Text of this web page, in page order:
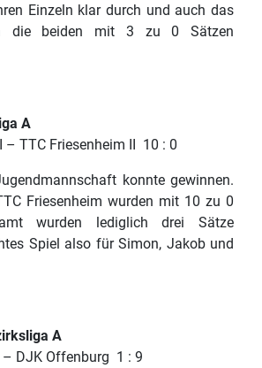
Einzeln klar durch und auch das
die beiden mit 3 zu 0 Sätzen
A
– TTC Friesenheim II 10 : 0
konnte gewinnen.
Friesenheim wurden mit 10 zu 0
wurden lediglich drei Sätze
Spiel also für Simon, Jakob und
A
– DJK Offenburg 1 : 9